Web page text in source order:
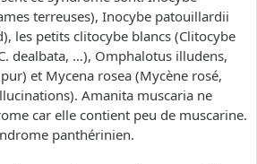
terreuses), Inocybe patouillardii
les petits clitocybe blancs (Clitocybe
dealbata, …), Omphalotus illudens,
et Mycena rosea (Mycène rosé,
Amanita muscaria ne
car elle contient peu de muscarine.
panthérinien.